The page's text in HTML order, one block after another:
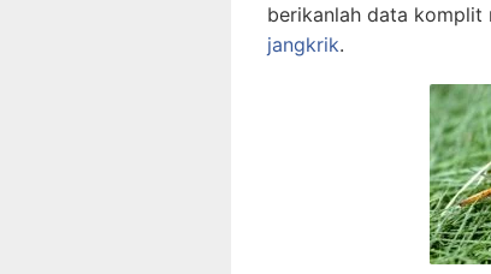
berikanlah data komplit
jangkrik.